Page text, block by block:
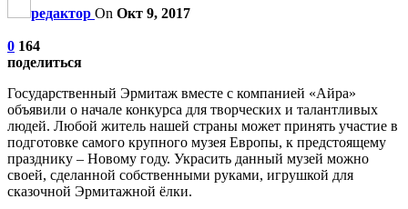
редактор On Окт 9, 2017
0 164
поделиться
Государственный Эрмитаж вместе с компанией «Айра»
объявили о начале конкурса для творческих и талантливых
людей. Любой житель нашей страны может принять участие в
подготовке самого крупного музея Европы, к предстоящему
празднику – Новому году. Украсить данный музей можно
своей, сделанной собственными руками, игрушкой для
сказочной Эрмитажной ёлки.